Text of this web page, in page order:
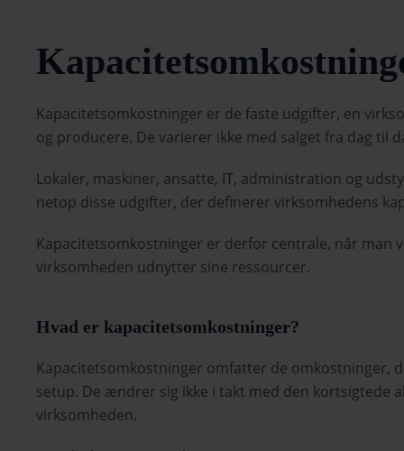
Kapacitetsomkostninger er de faste udgifter, en
og producere. De varierer ikke med salget fra dag til
Lokaler, maskiner, ansatte, IT, administration og
netop disse udgifter, der definerer virksomhedens
Kapacitetsomkostninger er derfor centrale, når
virksomheden udnytter sine ressourcer.
Hvad er kapacitetsomkostninger?
Kapacitetsomkostninger omfatter de omkostninger,
setup. De ændrer sig ikke i takt med den kortsigtede
virksomheden.